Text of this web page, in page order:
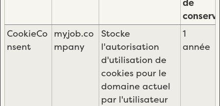
de
CookieCo
nsent
myjob.co
mpany
Stocke
l'autorisation
d'utilisation de
cookies pour le
domaine actuel
par l'utilisateur
1
année